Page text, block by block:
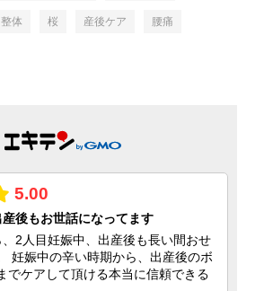
整体 桜 産後ケア 腰痛